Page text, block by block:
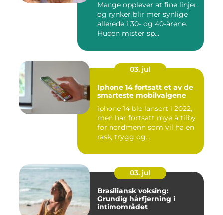
Mange opplever at fine linjer
og rynker blir mer synlige
allerede i 30- og 40-årene.
Huden mister sp...
03. jul
Iphone 14 fortsatt et av de
smarteste mobilvalgene
iphone 14 ble lansert i 2022,
men har fortsatt mye å tilby
for nordmenn som vil ha en
rask, trygg og...
03. jul
Brasiliansk voksing:
Grundig hårfjerning i
intimområdet